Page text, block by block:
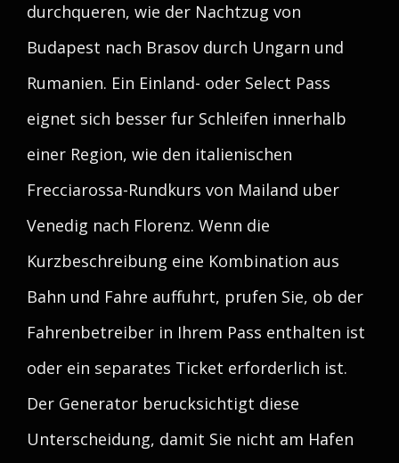
durchqueren, wie der Nachtzug von
Budapest nach Brasov durch Ungarn und
Rumanien. Ein Einland- oder Select Pass
eignet sich besser fur Schleifen innerhalb
einer Region, wie den italienischen
Frecciarossa-Rundkurs von Mailand uber
Venedig nach Florenz. Wenn die
Kurzbeschreibung eine Kombination aus
Bahn und Fahre auffuhrt, prufen Sie, ob der
Fahrenbetreiber in Ihrem Pass enthalten ist
oder ein separates Ticket erforderlich ist.
Der Generator berucksichtigt diese
Unterscheidung, damit Sie nicht am Hafen